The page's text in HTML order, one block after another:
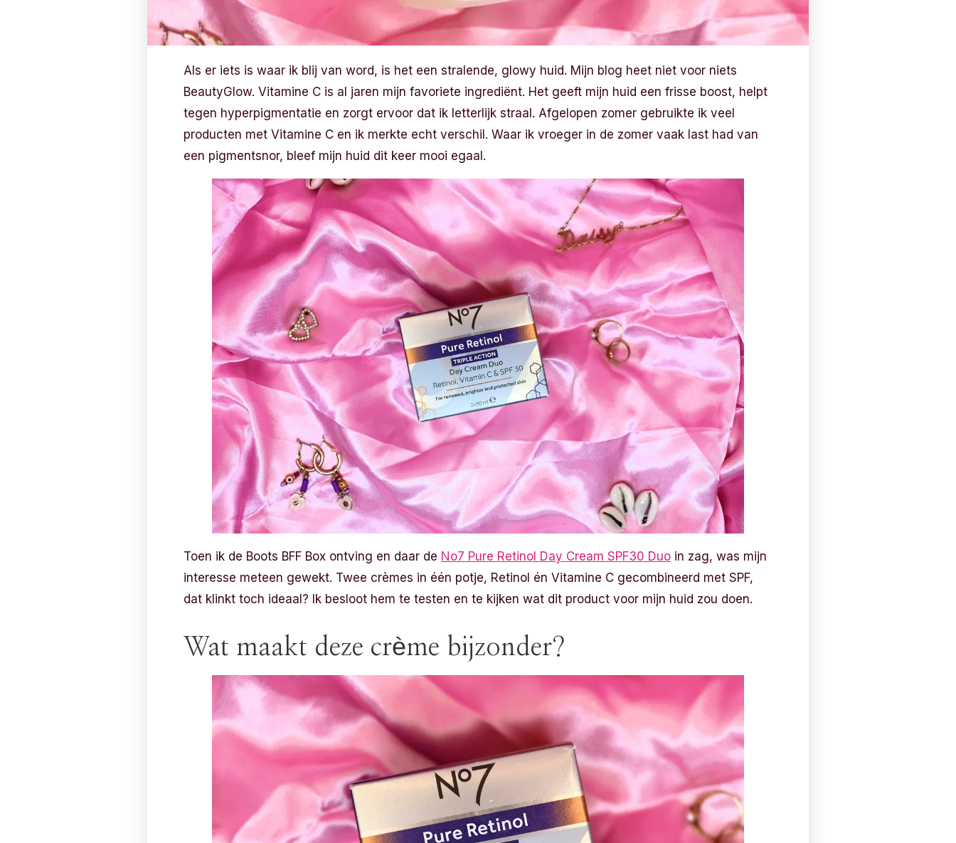
Als er iets is waar ik blij van word, is het een stralende, glowy huid. Mijn blog heet niet voor niets
BeautyGlow. Vitamine C is al jaren mijn favoriete ingrediënt. Het geeft mijn huid een frisse boost, helpt
tegen hyperpigmentatie en zorgt ervoor dat ik letterlijk straal. Afgelopen zomer gebruikte ik veel
producten met Vitamine C en ik merkte echt verschil. Waar ik vroeger in de zomer vaak last had van
een pigmentsnor, bleef mijn huid dit keer mooi egaal.
Toen ik de Boots BFF Box ontving en daar de No7 Pure Retinol Day Cream SPF30 Duo in zag, was mijn
interesse meteen gewekt. Twee crèmes in één potje, Retinol én Vitamine C gecombineerd met SPF,
dat klinkt toch ideaal? Ik besloot hem te testen en te kijken wat dit product voor mijn huid zou doen.
Wat maakt deze crème bijzonder?